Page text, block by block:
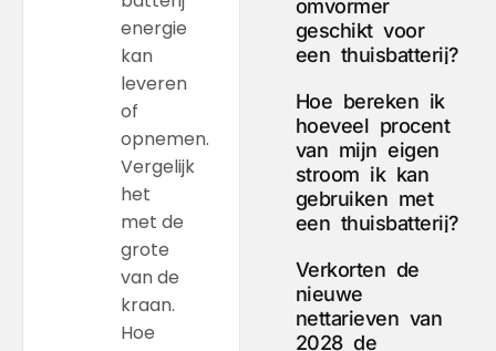
energie
kan
leveren
of
opnemen.
Vergelijk
het
met de
grote
van de
kraan.
Hoe
omvormer
geschikt voor
een thuisbatterij?
Hoe bereken ik
hoeveel procent
van mijn eigen
stroom ik kan
gebruiken met
een thuisbatterij?
Verkorten de
nieuwe
nettarieven van
2028 de